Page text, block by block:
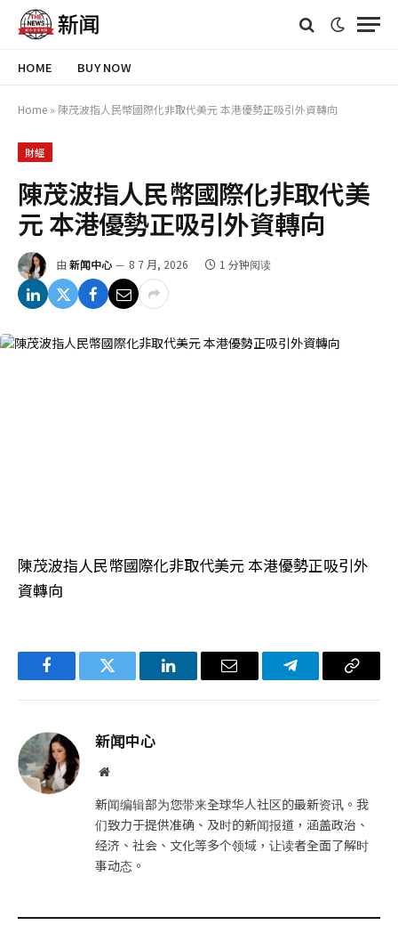
HOME BUY NOW
Home » 陳茂波指人民幣國際化非取代美元 本港優勢正吸引外資轉向
財經
陳茂波指人民幣國際化非取代美
元 本港優勢正吸引外資轉向
由 新闻中心 8 7 月, 2026 1 分钟阅读
陳茂波指人民幣國際化非取代美元 本港優勢正吸引外
資轉向
FacebookTwitter LinkedIn电
Telegram复
新闻中心
网
新闻编辑部为您带来全球华人社区的最新资讯。我
们致力于提供准确、及时的新闻报道，涵盖政治、
经济、社会、文化等多个领域，让读者全面了解时
事动态。